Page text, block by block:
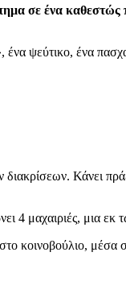
σε ένα καθεστώς
ψεύτικο, ένα
Κάνει
4 μαχαιριές, μια εκ
κοινοβούλιο, μέσα